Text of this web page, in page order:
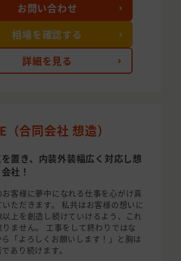
詳細を見る
お問い合わせ
相場を確認する
（合同会社 想造）
置き、内装外装幅広く対応し想
社！
客様に夢中になれる仕事を心がけ真
ただきます。 私共はお客様の想いに
上を創造し続けていけるよう、これ
ません。 工事をして終わりではな
ら「よろしくお願いします！」と胸は
あり続けます。